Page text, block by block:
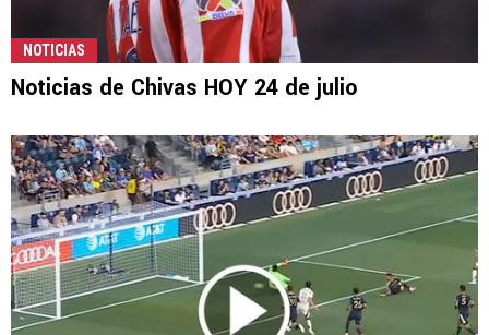
NOTICIAS
Noticias de Chivas HOY 24 de julio